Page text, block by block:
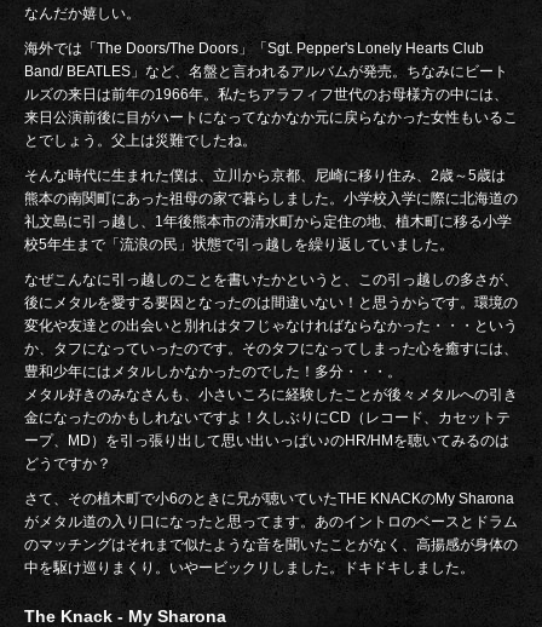
なんだか嬉しい。
海外では「The Doors/The Doors」「Sgt. Pepper's Lonely Hearts Club
Band/ BEATLES」など、名盤と言われるアルバムが発売。ちなみにビート
ルズの来日は前年の1966年。私たちアラフィフ世代のお母様方の中には、
来日公演前後に目がハートになってなかなか元に戻らなかった女性もいるこ
とでしょう。父上は災難でしたね。
そんな時代に生まれた僕は、立川から京都、尼崎に移り住み、2歳～5歳は
熊本の南関町にあった祖母の家で暮らしました。小学校入学に際に北海道の
礼文島に引っ越し、1年後熊本市の清水町から定住の地、植木町に移る小学
校5年生まで「流浪の民」状態で引っ越しを繰り返していました。
なぜこんなに引っ越しのことを書いたかというと、この引っ越しの多さが、
後にメタルを愛する要因となったのは間違いない！と思うからです。環境の
変化や友達との出会いと別れはタフじゃなければならなかった・・・という
か、タフになっていったのです。そのタフになってしまった心を癒すには、
豊和少年にはメタルしかなかったのでした！多分・・・。
メタル好きのみなさんも、小さいころに経験したことが後々メタルへの引き
金になったのかもしれないですよ！久しぶりにCD（レコード、カセットテ
ープ、MD）を引っ張り出して思い出いっぱい♪のHR/HMを聴いてみるのは
どうですか？
さて、その植木町で小6のときに兄が聴いていたTHE KNACKのMy Sharona
がメタル道の入り口になったと思ってます。あのイントロのベースとドラム
のマッチングはそれまで似たような音を聞いたことがなく、高揚感が身体の
中を駆け巡りまくり。いやービックリしました。ドキドキしました。
The Knack - My Sharona